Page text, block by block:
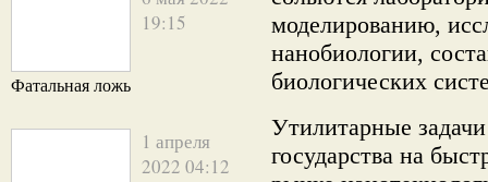
19:15
Фатальная ложь
1 апреля
2022 04:12
моделированию,
нанобиологии,
биологических
Утилитарные
государства на